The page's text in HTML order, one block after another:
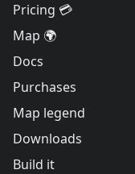
Pricing 💳
Map 🌍
Docs
Purchases
Map legend
Downloads
Build it